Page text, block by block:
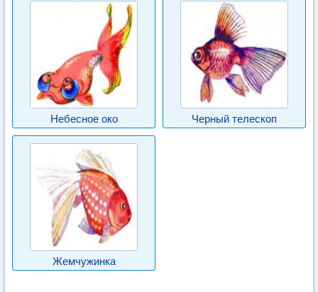
Небесное око Черный телескоп
Жемчужинка